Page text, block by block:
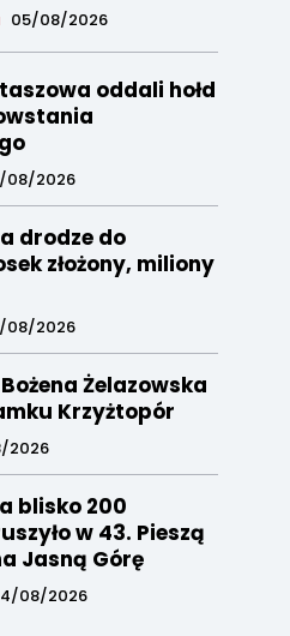
05/08/2026
oddali hołd
08/2026
drodze do
złożony, miliony
08/2026
Żelazowska
Krzyżtopór
2026
blisko 200
w 43. Pieszą
Jasną Górę
08/2026